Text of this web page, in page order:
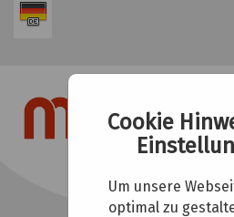
Cookie
Um unsere
optimal zu